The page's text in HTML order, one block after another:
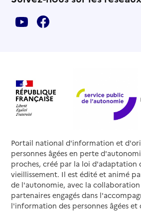
Portail national d'information et
personnes âgées en perte
proches, créé par la loi d'adaptation
vieillissement. Il est édité et animé
de l'autonomie, avec la
partenaires engagés dans
l'information des personnes âgées et